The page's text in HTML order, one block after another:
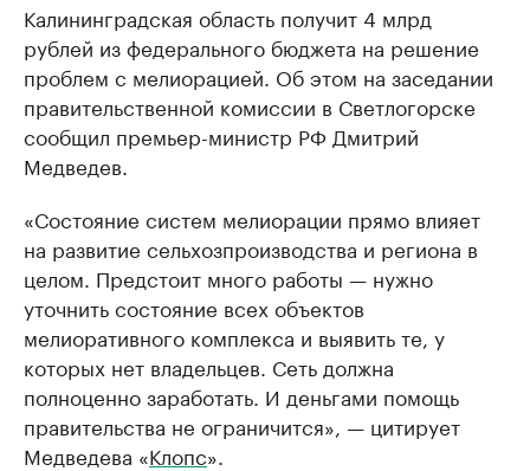
Калининградская область получит 4 млрд
рублей из федерального бюджета на решение
проблем с мелиорацией. Об этом на заседании
правительственной комиссии в Светлогорске
сообщил премьер-министр РФ Дмитрий
Медведев.
«Состояние систем мелиорации прямо влияет
на развитие сельхозпроизводства и региона в
целом. Предстоит много работы — нужно
уточнить состояние всех объектов
мелиоративного комплекса и выявить те, у
которых нет владельцев. Сеть должна
полноценно заработать. И деньгами помощь
правительства не ограничится», — цитирует
Медведева «Клопс».